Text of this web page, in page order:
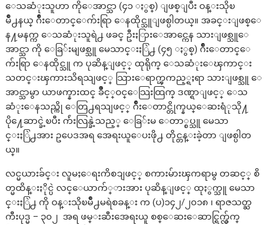
ေသဆံုးသူဟာ ကိုေအာင္သာ (၄၁ ႏွစ္) ျဖစ္ျပီး ဝန္းသိုၿ
မိဳ႕နယ္ ဂ်ိဳးေတာင္ေက်းရြာ ေနထိုင္သူျဖစ္ပါတယ္။ အခင္းျဖစ္ေ
န႔မနက္က ေသဆံုးသူရဲ႕ ဖခင္ ဦးႏြားေအာင္ကေန သားျဖစ္သူေ
အာင္သာ ကို ေခြ်းမျဖစ္သူ မေသာင္းႏြဲ႕ (၄၅ ႏွစ္) ဂ်ိဳးေတာင္ေ
က်းရြာ ေနထိုင္သူ က ပုဆိန္ျဖင့္ ထုရိုက္ ေသဆံုးေၾကာင္း
သတင္းၾကားသိရသျဖင့္ သြားေရာက္ၾကည့္ရႈရာ သားျဖစ္သူ ေ
အာင္သာမွာ ယာဖက္နားထင္ ခ်ဳိင့္ဝင္ေသြးထြက္ ဒဏ္ရာျဖင့္ ေသ
ဆံုးေနသည္ကို ေတြ႕ရသျဖင့္ ဂ်ိဳးေတာင္တိုက္နယ္ေဆးရံုသို႔
ပို႔ေဆာင္ခဲ့ၿပီး က်ဴးလြန္ခဲ့သည့္ ေခြ်းမ ေတာ္စပ္သူ မေသာ
င္းႏြဲ႕အား ဥပေဒအရ အေရးယူေပးဖို႕ တိုင္တန္းခဲ့တာ ျဖစ္ပါတ
ယ္။
လင္မယားခ်င္း လူမႈေရးကိစၥျဖင့္ စကားမ်ားၾကရာမွ တဆင့္ စိ
တ္မထိန္းႏိုင္ပဲ လင္ေယာက်္ားအား ပုဆိန္ျဖင့္ ထုႏွက္သူ မေသာ
င္းႏြဲ႕ ကို ဝန္းသိုၿမိဳ႕မရဲစခန္း က (ပ)၁၄၂/၂၀၁၈ ၊ ရာဇသတ္ႀ
ကီးပုဒ္မ – ၃၀၂ အရ ဖမ္းဆီးအေရးယူ စစ္ေဆးေဆာင္ရြက္လွ်က္